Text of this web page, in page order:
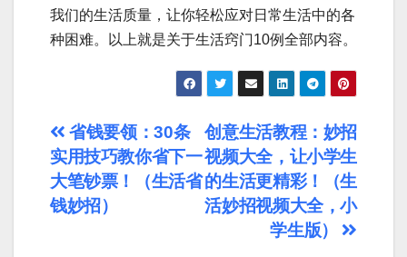
我们的生活质量，让你轻松应对日常生活中的各
种困难。以上就是关于生活窍门10例全部内容。
文
章
导
创意生活教程：妙招
视频大全，让小学生
的生活更精彩！（生
活妙招视频大全，小
学生版）
省钱要领：30条
实用技巧教你省下一
大笔钞票！（生活省
钱妙招）